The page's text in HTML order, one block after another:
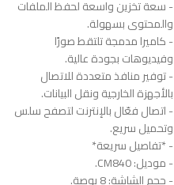
- سعة تخزين واسعة لحفظ الملفات
والمحتوى بسهولة.
- كاميرا مدمجة تلتقط صورًا
وفيديوهات بجودة عالية.
- توفير منافذ متعددة للاتصال
بالأجهزة الخارجية ونقل البيانات.
- اتصال فعّال بالإنترنت لتصفح سلس
وتحميل سريع.
- *تفاصيل سريعة*
- موديل: CM840.
- حجم الشاشة: 8 بوصة.